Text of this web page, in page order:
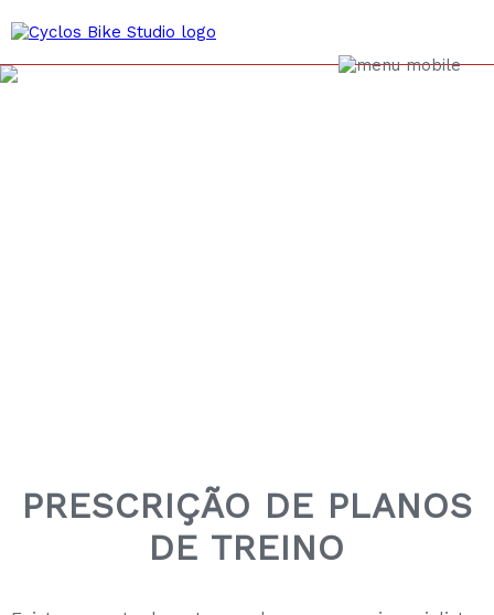
PRESCRIÇÃO DE PLANOS
DE TREINO